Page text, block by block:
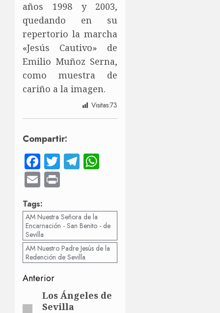
años 1998 y 2003,
quedando en su
repertorio la marcha
«Jesús Cautivo» de
Emilio Muñoz Serna,
como muestra de
cariño a la imagen.
Visitas:73
Compartir:
Facebook
TwitterTelegram
Email
Tags:
AM Nuestra Señora de la
Encarnación - San Benito - de
Sevilla
AM Nuestro Padre Jesús de la
Redención de Sevilla
Navegación
de
Anterior
Entrada
anterior:
Los Ángeles de
Sevilla